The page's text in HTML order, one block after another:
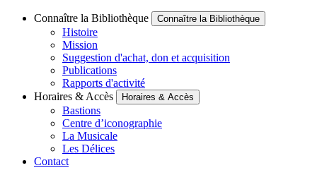
Connaître la Bibliothèque Connaître la Bibliothèque
Histoire
Mission
Suggestion d'achat, don et acquisition
Publications
Rapports d'activité
Horaires & Accès
Horaires & Accès
Bastions
Centre d’iconographie
La Musicale
Les Délices
Contact